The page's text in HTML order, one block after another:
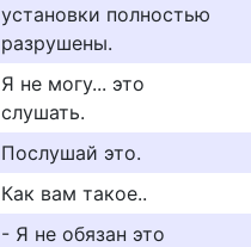
установки полностью
разрушены.
Я не могу... это
слушать.
Послушай это.
Как вам такое..
- Я не обязан это